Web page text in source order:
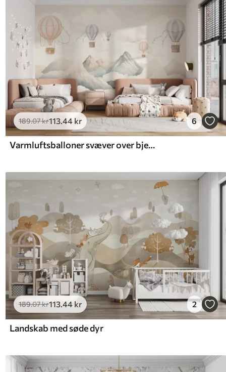
189.07kr113.44 kr 6
Varmluftsballoner svæver over bjerge i neutrale, bløde pastelfarver
189.07kr113.44 kr 2
Landskab med søde dyr